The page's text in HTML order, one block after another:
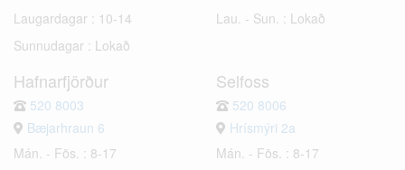
Laugardagar : 10-14
Sunnudagar : Lokað
Lau. - Sun. : Lokað
Hafnarfjörður
520 8003
Bæjarhraun 6
Mán. - Fös. : 8-17
Selfoss
520 8006
Hrísmýri 2a
Mán. - Fös. : 8-17